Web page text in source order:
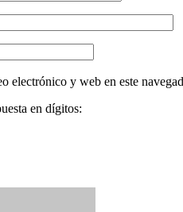
electrónico y web en este
en dígitos: